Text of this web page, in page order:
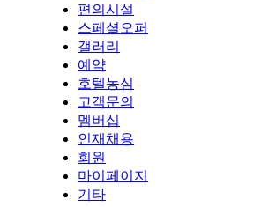
편의시설
스페셜오퍼
갤러리
예약
호텔농심
고객문의
멤버십
인재채용
회원
마이페이지
기타